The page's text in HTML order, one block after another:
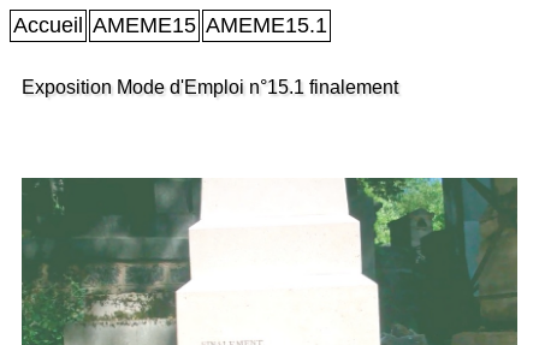
Accueil AMEME15 AMEME15.1
Exposition Mode d'Emploi n°15.1 finalement